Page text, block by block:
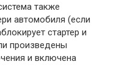
также
автомобиля (если
стартер и
произведены
и включена